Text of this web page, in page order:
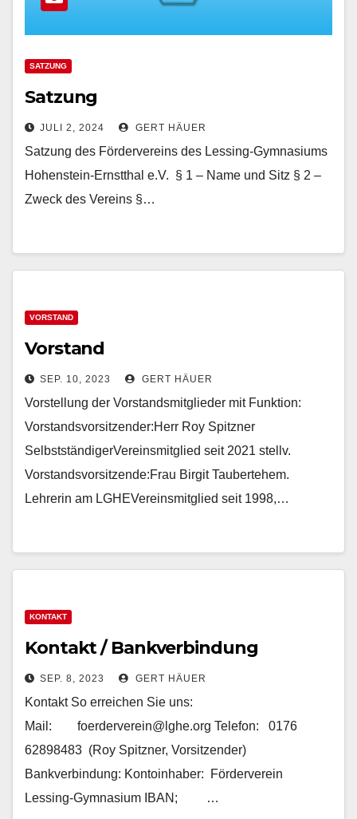
SATZUNG
Satzung
JULI 2, 2024 GERT HÄUER
Satzung des Fördervereins des Lessing-Gymnasiums
Hohenstein-Ernstthal e.V. § 1 – Name und Sitz § 2 –
Zweck des Vereins §…
VORSTAND
Vorstand
SEP. 10, 2023 GERT HÄUER
Vorstellung der Vorstandsmitglieder mit Funktion:
Vorstandsvorsitzender:Herr Roy Spitzner
SelbstständigerVereinsmitglied seit 2021 stellv.
Vorstandsvorsitzende:Frau Birgit Taubertehem.
Lehrerin am LGHEVereinsmitglied seit 1998,…
KONTAKT
Kontakt / Bankverbindung
SEP. 8, 2023 GERT HÄUER
Kontakt So erreichen Sie uns:
Mail: foerderverein@lghe.org Telefon: 0176
62898483 (Roy Spitzner, Vorsitzender)
Bankverbindung: Kontoinhaber: Förderverein
Lessing-Gymnasium IBAN; …